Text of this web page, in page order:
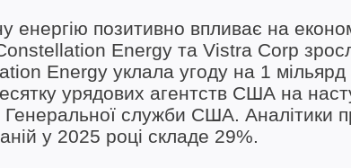
позитивно впливає на
Energy та Vistra Corp
Energy уклала угоду на 1
урядових агентств США на
Генеральної служби США. Аналітики
у 2025 році складе 29%.